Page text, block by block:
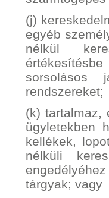
(j)
egyéb
nélkül
sorsolásos
rendszereket;
(k) tartalmaz,
ügyletekben
kellékek,
nélküli
tárgyak; vagy